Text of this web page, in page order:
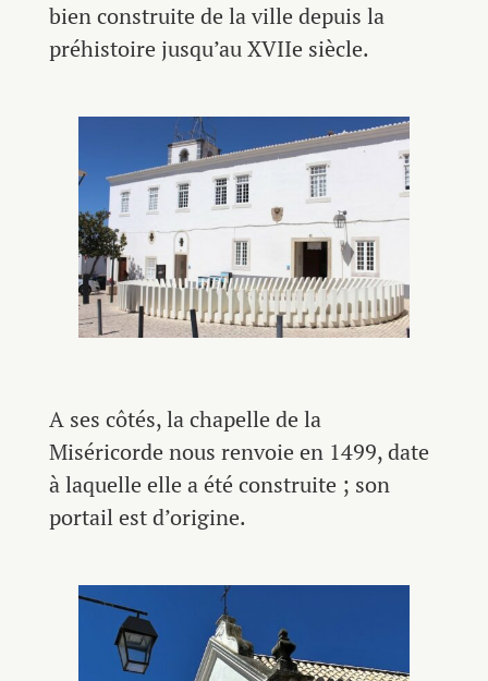
bien construite de la ville depuis la
préhistoire jusqu’au XVIIe siècle.
A ses côtés, la chapelle de la
Miséricorde nous renvoie en 1499, date
à laquelle elle a été construite ; son
portail est d’origine.